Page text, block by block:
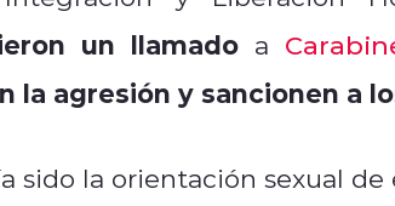
un llamado a
la agresión y sancionen a
sido la orientación sexual de